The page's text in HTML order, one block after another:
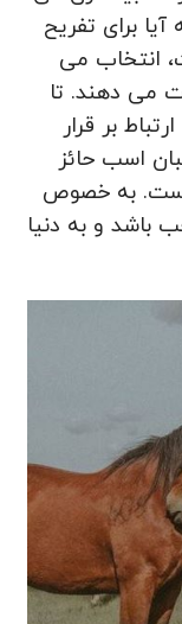
برای تفریح
انتخاب می
می دهند. تا
بر قرار
اسب حائز
به خصوص
باشد و به دنیا